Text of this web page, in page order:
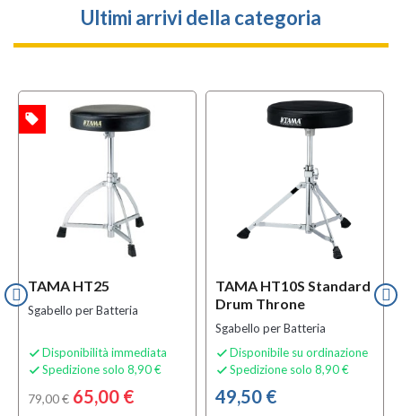
Ultimi arrivi della categoria
TAMA HT25
Sgabello per Batteria
 Disponibilità immediata
 Spedizione solo 8,90 €
79,00 € 65,00 €
local_offer
TAMA HT10S Standard
Drum Throne
Sgabello per Batteria
 Disponibile su ordinazione
 Spedizione solo 8,90 €
49,50 €
OFFERTA